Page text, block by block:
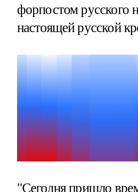
форпостом русского
настоящей русской
"Сегодня пришло